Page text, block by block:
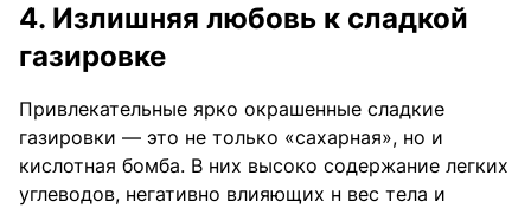
4. Излишняя любовь к сладкой
газировке
Привлекательные ярко окрашенные сладкие
газировки — это не только «сахарная», но и
кислотная бомба. В них высоко содержание легких
углеводов, негативно влияющих н вес тела и